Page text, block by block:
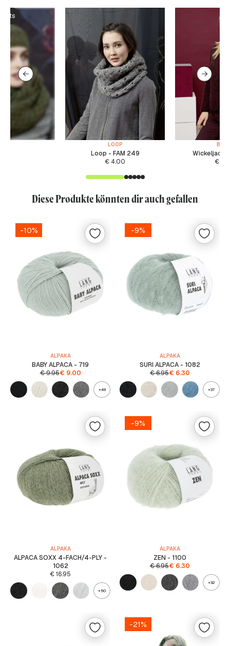
LOOP
Loop - FAM 249
€ 4.00
Wickeljacke
€
Diese Produkte könnten dir auch gefallen
-10%
ALPAKA
BABY ALPACA - 719
€9.95€ 9.00
+49
-9%
ALPAKA
SURI ALPACA - 1082
€6.95€ 6.30
+37
ALPAKA
ALPACA SOXX 4-FACH/4-PLY -
1062
€16.95
+50
-9%
ALPAKA
ZEN - 1100
€6.95€ 6.30
+32
-21%